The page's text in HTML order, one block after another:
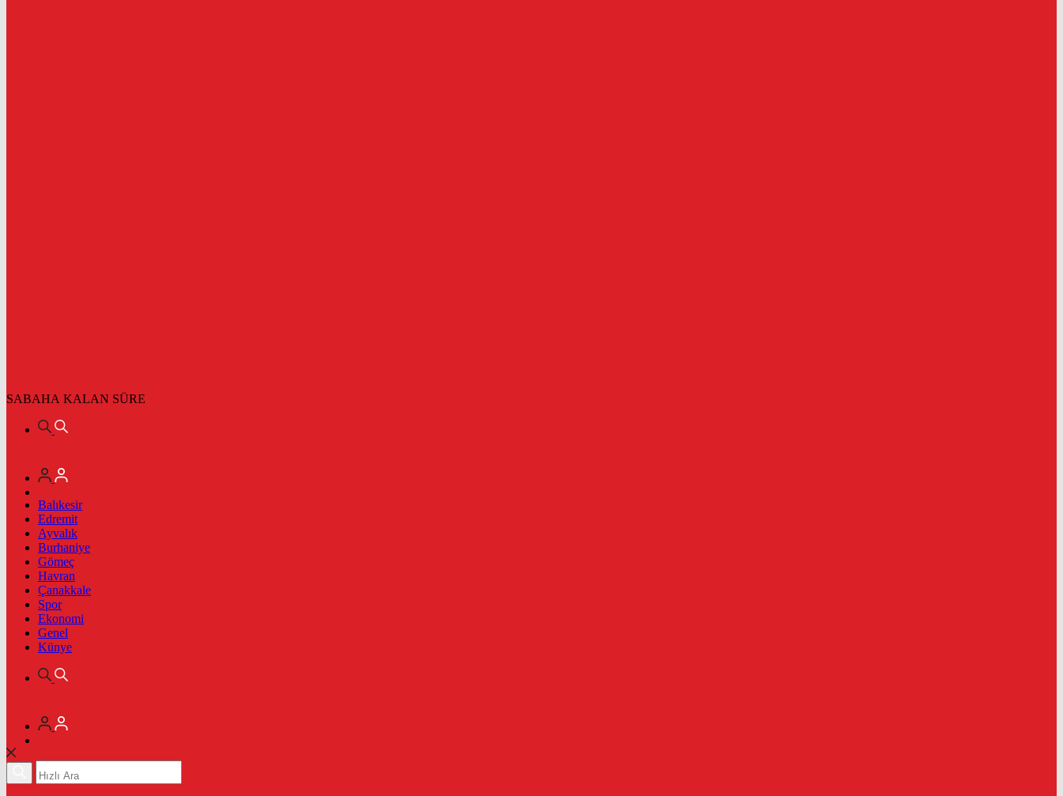
SABAHA KALAN SÜRE
Balıkesir
Edremit
Ayvalık
Burhaniye
Gömeç
Havran
Çanakkale
Spor
Ekonomi
Genel
Künye